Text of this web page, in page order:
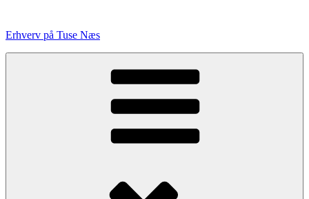
indhold
Erhverv på Tuse Næs